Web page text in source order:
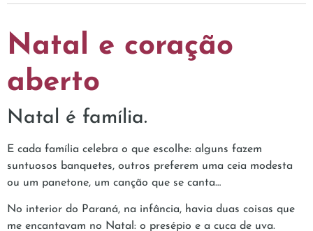
Natal e coração
aberto
Natal é família.
E cada família celebra o que escolhe: alguns fazem
suntuosos banquetes, outros preferem uma ceia modesta
ou um panetone, um canção que se canta…
No interior do Paraná, na infância, havia duas coisas que
me encantavam no Natal: o presépio e a cuca de uva.